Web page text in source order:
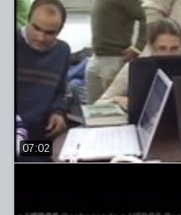
07:02